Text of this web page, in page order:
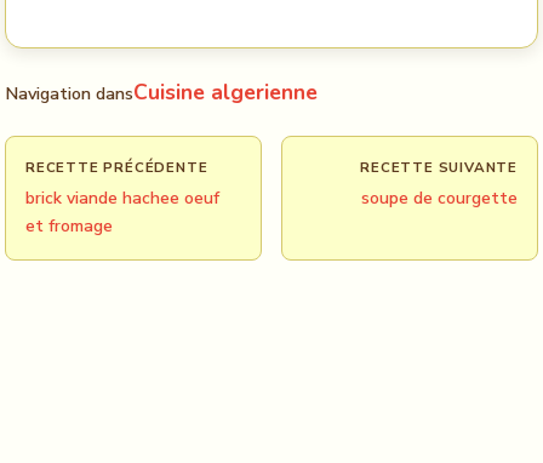
Navigation dansCuisine algerienne
RECETTE PRÉCÉDENTE
brick viande hachee oeuf
et fromage
RECETTE SUIVANTE
soupe de courgette